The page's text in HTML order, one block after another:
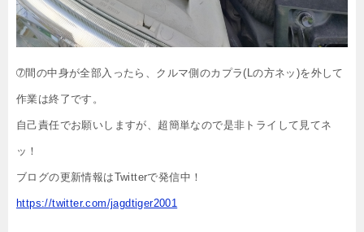
➆間の中身が全部入ったら、クルマ側のカプラ(Lの方ネッ)を外して
作業は終了です。
自己責任でお願いしますが、超簡単なので是非トライして見てネ
ッ！
ブログの更新情報はTwitterで発信中！
https://twitter.com/jagdtiger2001